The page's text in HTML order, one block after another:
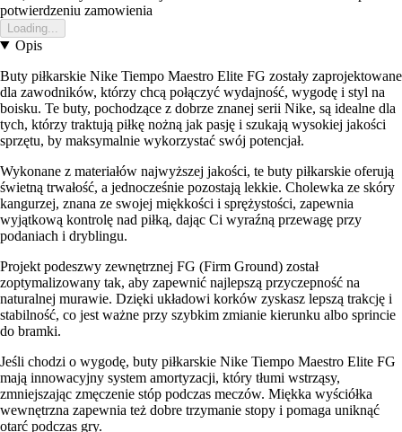
potwierdzeniu zamowienia
Loading...
Opis
Buty piłkarskie Nike Tiempo Maestro Elite FG zostały zaprojektowane
dla zawodników, którzy chcą połączyć wydajność, wygodę i styl na
boisku. Te buty, pochodzące z dobrze znanej serii Nike, są idealne dla
tych, którzy traktują piłkę nożną jak pasję i szukają wysokiej jakości
sprzętu, by maksymalnie wykorzystać swój potencjał.
Wykonane z materiałów najwyższej jakości, te buty piłkarskie oferują
świetną trwałość, a jednocześnie pozostają lekkie. Cholewka ze skóry
kangurzej, znana ze swojej miękkości i sprężystości, zapewnia
wyjątkową kontrolę nad piłką, dając Ci wyraźną przewagę przy
podaniach i dryblingu.
Projekt podeszwy zewnętrznej FG (Firm Ground) został
zoptymalizowany tak, aby zapewnić najlepszą przyczepność na
naturalnej murawie. Dzięki układowi korków zyskasz lepszą trakcję i
stabilność, co jest ważne przy szybkim zmianie kierunku albo sprincie
do bramki.
Jeśli chodzi o wygodę, buty piłkarskie Nike Tiempo Maestro Elite FG
mają innowacyjny system amortyzacji, który tłumi wstrząsy,
zmniejszając zmęczenie stóp podczas meczów. Miękka wyściółka
wewnętrzna zapewnia też dobre trzymanie stopy i pomaga uniknąć
otarć podczas gry.